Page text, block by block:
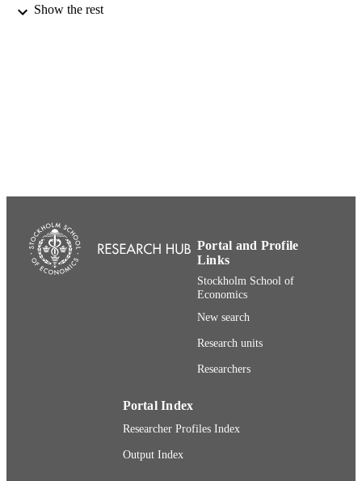
PUBLISHER
TYPE
Show the rest
Portal and Profile
Links
Stockholm School of
Economics
New search
Research units
Researchers
Portal Index
Researcher Profiles Index
Output Index